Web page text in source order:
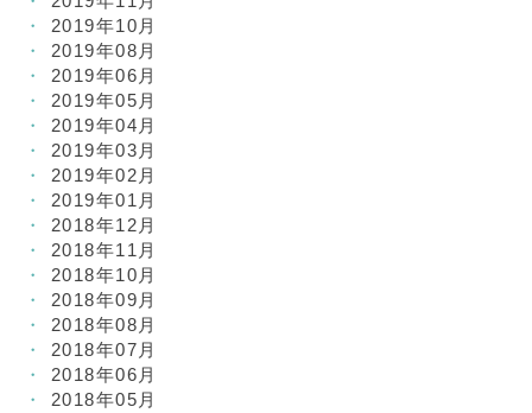
2019年10月
2019年08月
2019年06月
2019年05月
2019年04月
2019年03月
2019年02月
2019年01月
2018年12月
2018年11月
2018年10月
2018年09月
2018年08月
2018年07月
2018年06月
2018年05月